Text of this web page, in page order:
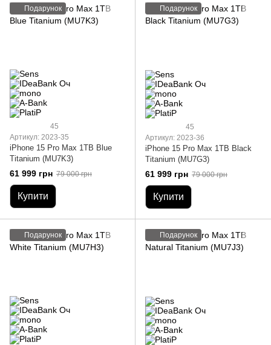
Подарунок
45
Артикул: 2023-35
iPhone 15 Pro Max 1TB Blue
Titanium (MU7K3)
61 999 грн 79 000 грн
Купити
Подарунок
45
Артикул: 2023-36
iPhone 15 Pro Max 1TB Black
Titanium (MU7G3)
61 999 грн 79 000 грн
Купити
Подарунок Подарунок